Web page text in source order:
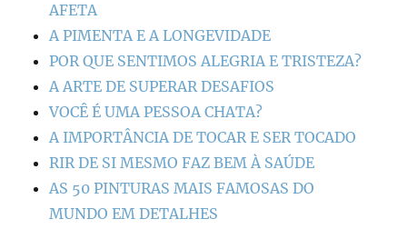
AFETA
A PIMENTA E A LONGEVIDADE
POR QUE SENTIMOS ALEGRIA E TRISTEZA?
A ARTE DE SUPERAR DESAFIOS
VOCÊ É UMA PESSOA CHATA?
A IMPORTÂNCIA DE TOCAR E SER TOCADO
RIR DE SI MESMO FAZ BEM À SAÚDE
AS 50 PINTURAS MAIS FAMOSAS DO
MUNDO EM DETALHES